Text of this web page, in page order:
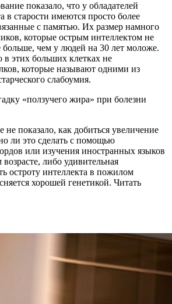
показало, что у обладателей
в старости имеются просто более
с памятью. Их размер намного
которые острым интеллектом не
чем у людей на 30 лет моложе.
этих больших клетках не
которые называют одними из
слабоумия.
«ползучего жира» при болезни
не показало, как добиться увеличение
ли это сделать с помощью
или изучения иностранных языков
либо удивительная
остроту интеллекта в пожилом
хорошей генетикой. Читать